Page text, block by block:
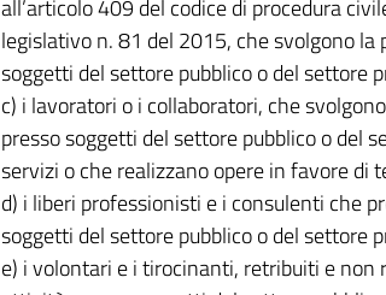
all’articolo 409 del codice di procedura
legislativo n. 81 del 2015, che svolgono
soggetti del settore pubblico o del settore
c) i lavoratori o i collaboratori, che
presso soggetti del settore pubblico o del
servizi o che realizzano opere in favore di
d) i liberi professionisti e i consulenti che
soggetti del settore pubblico o del settore
e) i volontari e i tirocinanti, retribuiti e non